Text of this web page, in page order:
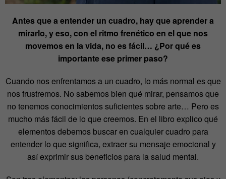
Antes que a entender un cuadro, hay que aprender a
mirarlo, y eso, con el ritmo frenético en el que nos
movemos en la vida, no es fácil… ¿Por qué es
importante ese primer paso?
Cuando nos enfrentamos a un cuadro, lo más normal es que
nos frustremos. No sabemos bien qué mirar, pensamos que
no tenemos conocimientos suficientes sobre arte… Pero es
mucho más fácil de lo que creemos. En el libro explico qué
elementos debemos buscar en cualquier cuadro para
entender lo que significa, extraer su mensaje emocional y
así exprimir sus beneficios para la salud mental.